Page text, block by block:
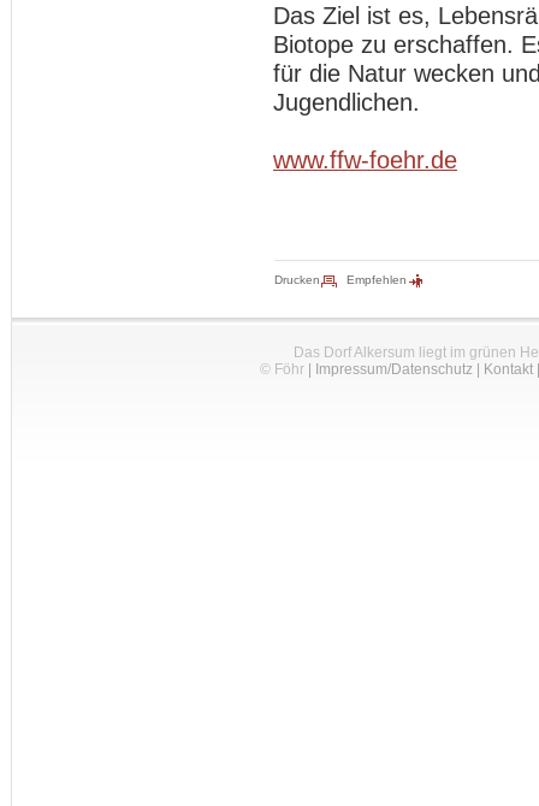
Das Ziel ist es,
Biotope zu erschaffen.
für die Natur wecken
Jugendlichen.
www.ffw-foehr.de
Drucken Empfehlen
Das Dorf Alkersum liegt im grünen
© Föhr| Impressum/Datenschutz| Kontakt